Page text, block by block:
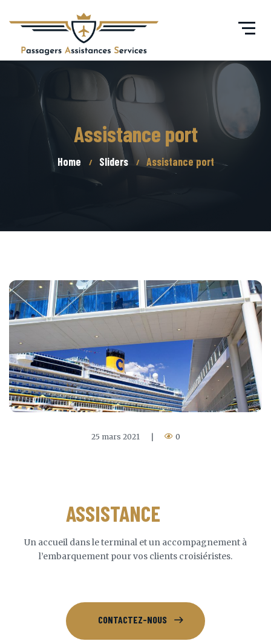
Assistance port
Home Sliders Assistance port
25 mars 2021 0
ASSISTANCE
Un accueil dans le terminal et un accompagnement à
l’embarquement pour vos clients croisiéristes.
CONTACTEZ-NOUS